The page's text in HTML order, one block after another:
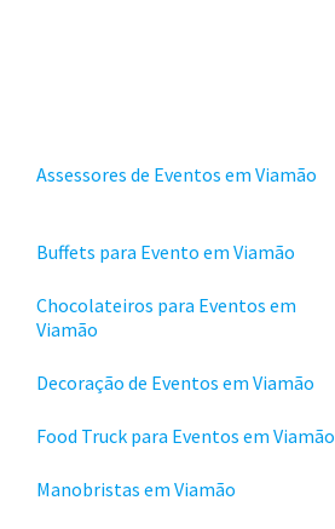
Assessores de Eventos em Viamão
Buffets para Evento em Viamão
Chocolateiros para Eventos em
Viamão
Decoração de Eventos em Viamão
Food Truck para Eventos em Viamão
Manobristas em Viamão